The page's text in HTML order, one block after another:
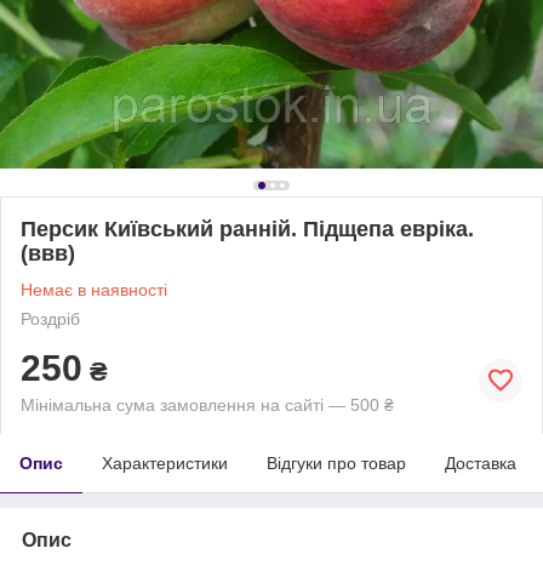
Персик Київський ранній. Підщепа евріка.
(ввв)
Немає в наявності
Роздріб
250 ₴
Мінімальна сума замовлення на сайті — 500 ₴
Опис Характеристики Відгуки про товар Доставка
Опис